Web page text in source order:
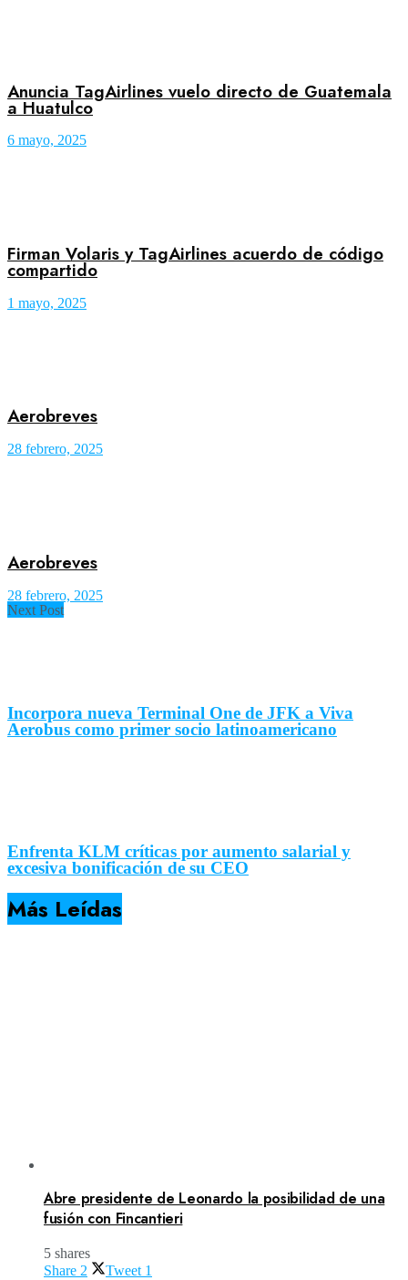
Anuncia TagAirlines vuelo directo de Guatemala
a Huatulco
6 mayo, 2025
Firman Volaris y TagAirlines acuerdo de código
compartido
1 mayo, 2025
Aerobreves
28 febrero, 2025
Aerobreves
28 febrero, 2025
Next Post
Incorpora nueva Terminal One de JFK a Viva
Aerobus como primer socio latinoamericano
Enfrenta KLM críticas por aumento salarial y
excesiva bonificación de su CEO
Más Leídas
Abre presidente de Leonardo la posibilidad de una
fusión con Fincantieri
5 shares
Share 2 Tweet 1